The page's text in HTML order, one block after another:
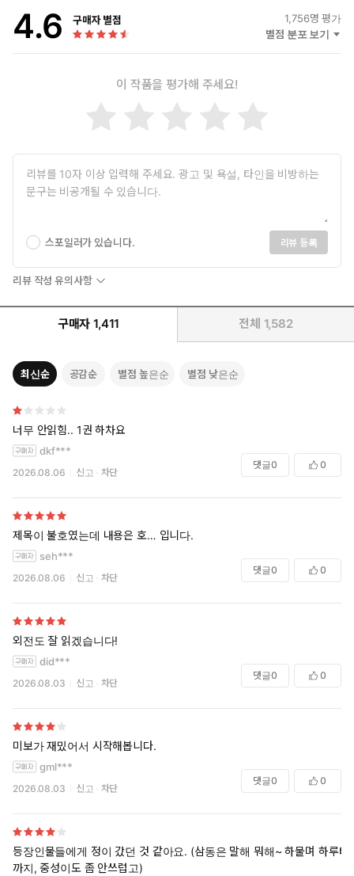
“……네.”
“순진한 시골 아가씨는 상상해 본 적 없는 방식일 텐데?”
무혁은 숨 쉴 타이밍조차 모르는 어설픈 여자를 제 아래에 눕히고는,
“음? 셋 셀 동안 대답 안 하면 집에 가고 싶어도 못 가요.”
4.6 구매자 별점 1,756명 평가
별점 분포 보기
이 작품을 평가해 주세요!
스포일러가 있습니다. 리뷰 등록
리뷰 작성 유의사항
구매자 1,411 전체 1,582
최신순 공감순 별점 높은순 별점 낮은순
너무 안읽힘.. 1권 하차요
dkf***
2026.08.06 신고 차단
댓글0 0
제목이 불호였는데 내용은 호… 입니다.
seh***
2026.08.06 신고 차단
댓글0 0
외전도 잘 읽겠습니다!
did***
2026.08.03 신고 차단
댓글0 0
미보가 재밌어서 시작해봅니다.
gml***
2026.08.03 신고 차단
댓글0 0
등장인물들에게 정이 갔던 것 같아요. (삼동은 말해 뭐해~ 하물며 하루타
까지, 중성이도 좀 안쓰럽고)